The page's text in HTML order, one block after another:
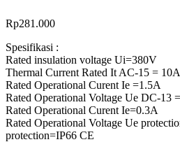
Rp281.000
Spesifikasi :
Rated insulation voltage Ui=380V
Thermal Current Rated It AC-15 = 10A
Rated Operational Curent Ie =1.5A
Rated Operational Voltage Ue DC-13
Rated Operational Curent Ie=0.3A
Rated Operational Voltage Ue
protection=IP66 CE